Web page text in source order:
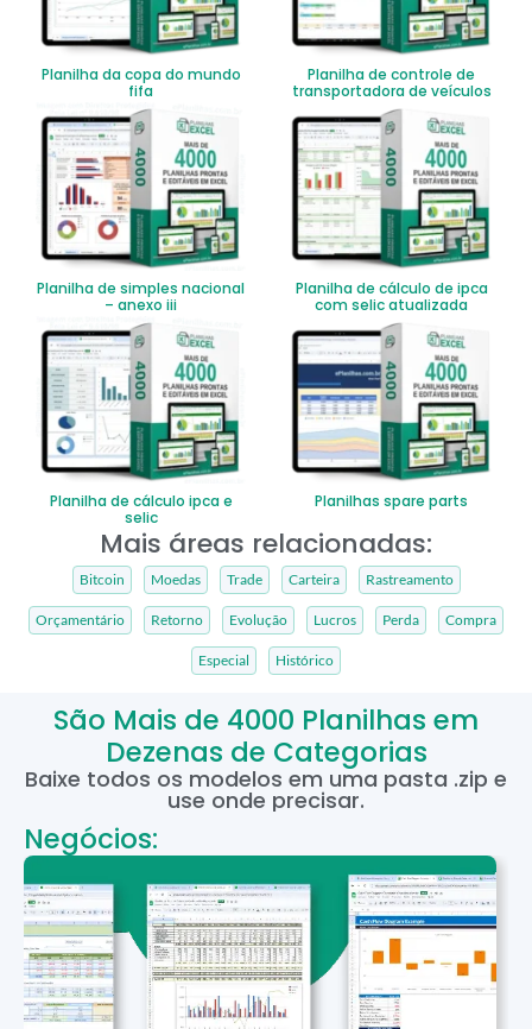
Planilha da copa do mundo
fifa
Planilha de controle de
transportadora de veículos
Planilha de simples nacional
– anexo iii
Planilha de cálculo de ipca
com selic atualizada
Planilha de cálculo ipca e
selic
Planilhas spare parts
Mais áreas relacionadas:
Bitcoin Moedas Trade Carteira Rastreamento
Orçamentário Retorno Evolução Lucros Perda Compra
Especial Histórico
São Mais de 4000 Planilhas em
Dezenas de Categorias
Baixe todos os modelos em uma pasta .zip e
use onde precisar.
Negócios: